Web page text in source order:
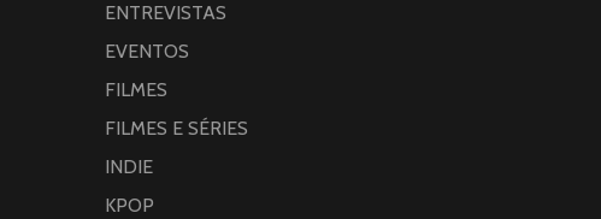
ENTREVISTAS
EVENTOS
FILMES
FILMES E SÉRIES
INDIE
KPOP